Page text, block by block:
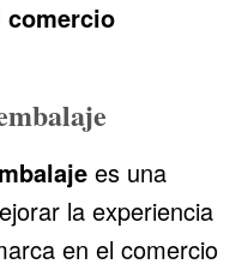
comercio
es una
la experiencia
en el comercio